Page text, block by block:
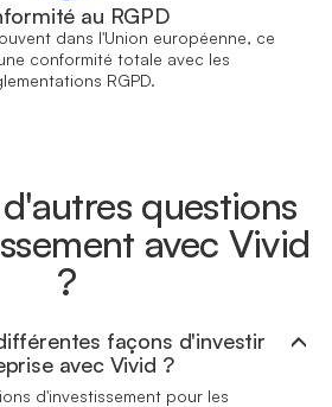
au RGPD
dans l'Union européenne, ce
conformité totale avec les
RGPD.
questions
avec Vivid
?
façons d'investir
avec Vivid ?
d'investissement pour les